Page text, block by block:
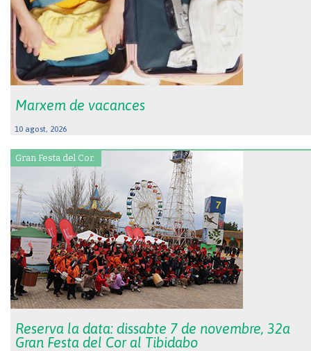
Marxem de vacances
10 agost, 2026
Gran Festa del Cor.
Reserva la data: dissabte 7 de novembre, 32a
Gran Festa del Cor al Tibidabo